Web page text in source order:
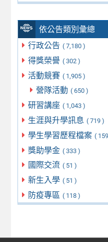
依公告類別彙總
行政公告 ( 7,180 )
得獎榮譽 ( 302 )
活動競賽 ( 1,905 )
營隊活動 ( 650 )
研習講座 ( 1,043 )
生涯與升學訊息 ( 719 )
學生學習歷程檔案 (
獎助學金 ( 333 )
國際交流 ( 51 )
新生入學 ( 51 )
防疫專區 ( 118 )